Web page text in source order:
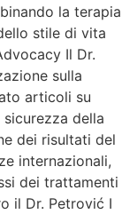
la terapia
stile di vita
Il Dr.
sulla
articoli su
della
dei risultati del
internazionali,
dei trattamenti
il Dr. Petrović I